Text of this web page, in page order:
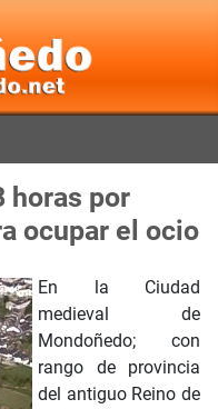
horas por
ocupar el ocio
En la Ciudad
medieval de
Mondoñedo; con
rango de provincia
del antiguo Reino de